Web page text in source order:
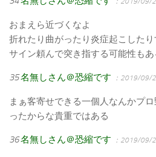
おまえら近づくなよ
折れたり曲がったり炎症起こした
サイン頼んで突き指する可能性もあ
35名無しさん＠恐縮です ：2019/09/
まぁ客寄せできる一個人なんかプ
ったからな貴重ではある
36名無しさん＠恐縮です ：2019/09/